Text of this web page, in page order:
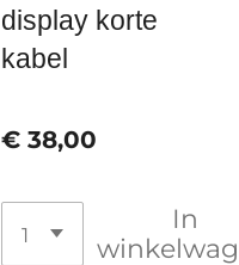
display korte
kabel
€ 38,00
In